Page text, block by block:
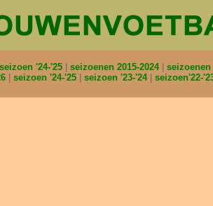
seizoen '24-'25 seizoenen 2015-2024 seizoenen
seizoen '24-'25 seizoen '23-'24 seizoen'22-